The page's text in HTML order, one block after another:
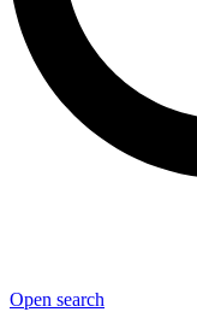
Open search